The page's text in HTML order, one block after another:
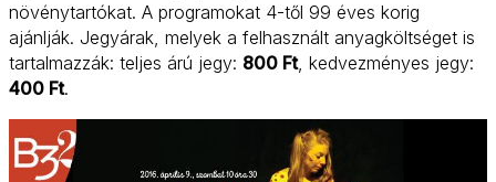
növénytartókat. A programokat 4-től 99 éves korig
ajánlják. Jegyárak, melyek a felhasznált anyagköltséget is
tartalmazzák: teljes árú jegy: 800 Ft, kedvezményes jegy:
400 Ft.